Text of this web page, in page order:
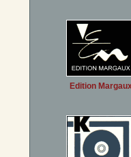
Edition